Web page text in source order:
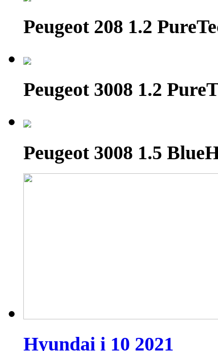
Peugeot 208 1.2
Peugeot 3008 1.2
Peugeot 3008 1.5
Hyundai i 10 2021